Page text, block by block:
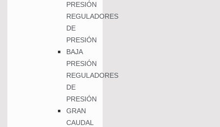
PRESIÓN
REGULADORES
DE
PRESIÓN
BAJA
PRESIÓN
REGULADORES
DE
PRESIÓN
GRAN
CAUDAL